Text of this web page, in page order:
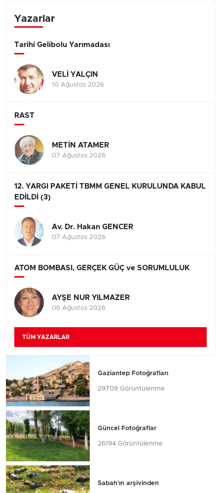
Yazarlar
Tarihi Gelibolu Yarımadası
VELİ YALÇIN
10 Ağustos 2026
RAST
METİN ATAMER
07 Ağustos 2026
12. YARGI PAKETİ TBMM GENEL KURULUNDA KABUL
EDİLDİ (3)
Av. Dr. Hakan GENCER
07 Ağustos 2026
ATOM BOMBASI, GERÇEK GÜÇ ve SORUMLULUK
AYŞE NUR YILMAZER
06 Ağustos 2026
TÜM YAZARLAR
Gaziantep Fotoğrafları
29709 Görüntülenme
Güncel Fotoğraflar
26194 Görüntülenme
Sabah'ın arşivinden